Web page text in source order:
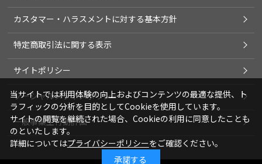
カスタマー・ハラスメントに対する基本方針
特定商取引法に関する表示
サイトポリシー
ソーシャルメディアポリシー
一般事業主行動計画
当サイトでは利用体験の向上およびコンテンツの最適な提供、ト
ラフィックの分析を目的としてCookieを使用しています。
サイトの閲覧を継続された場合、Cookieの利用に同意したことも
のといたします。
詳細についてはプライバシーポリシーをご確認ください。
承諾する